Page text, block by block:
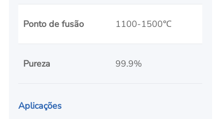
Ponto de fusão 1100-1500℃
Pureza 99.9%
Aplicações